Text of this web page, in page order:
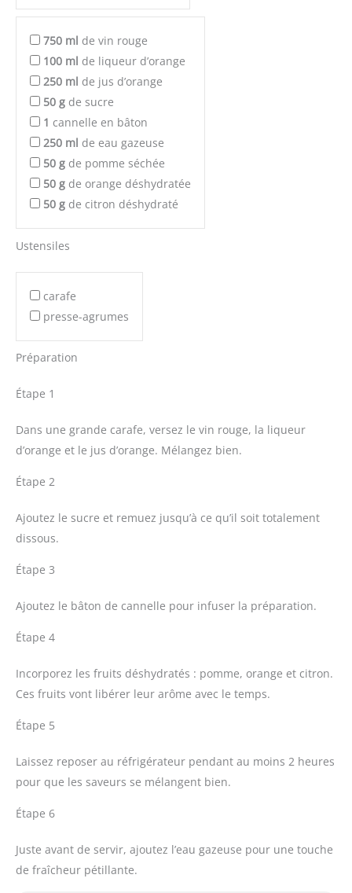
750 ml de vin rouge
100 ml de liqueur d’orange
250 ml de jus d’orange
50 g de sucre
1 cannelle en bâton
250 ml de eau gazeuse
50 g de pomme séchée
50 g de orange déshydratée
50 g de citron déshydraté
Ustensiles
carafe
presse-agrumes
Préparation
Étape 1
Dans une grande carafe, versez le vin rouge, la liqueur
d’orange et le jus d’orange. Mélangez bien.
Étape 2
Ajoutez le sucre et remuez jusqu’à ce qu’il soit totalement
dissous.
Étape 3
Ajoutez le bâton de cannelle pour infuser la préparation.
Étape 4
Incorporez les fruits déshydratés : pomme, orange et citron.
Ces fruits vont libérer leur arôme avec le temps.
Étape 5
Laissez reposer au réfrigérateur pendant au moins 2 heures
pour que les saveurs se mélangent bien.
Étape 6
Juste avant de servir, ajoutez l’eau gazeuse pour une touche
de fraîcheur pétillante.